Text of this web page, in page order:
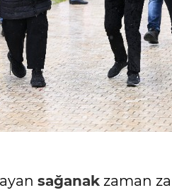
sağanak zaman